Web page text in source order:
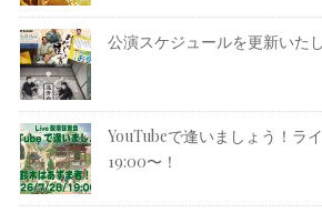
公演スケジュールを更新いた
YouTubeで逢いましょう！ラ
19:00〜！